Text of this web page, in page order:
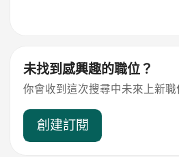
未找到感興趣的職位？
你會收到這次搜尋中未來上新
創建訂閱